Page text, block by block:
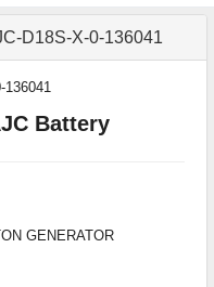
D18S-X-0-136041
Battery
GENERATOR